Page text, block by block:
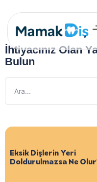
İhtiyacınız Olan
Bulun
Eksik Dişlerin Yeri
Doldurulmazsa Ne